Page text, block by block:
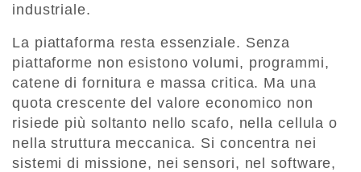
industriale.
La piattaforma resta essenziale. Senza
piattaforme non esistono volumi, programmi,
catene di fornitura e massa critica. Ma una
quota crescente del valore economico non
risiede più soltanto nello scafo, nella cellula o
nella struttura meccanica. Si concentra nei
sistemi di missione, nei sensori, nel software,